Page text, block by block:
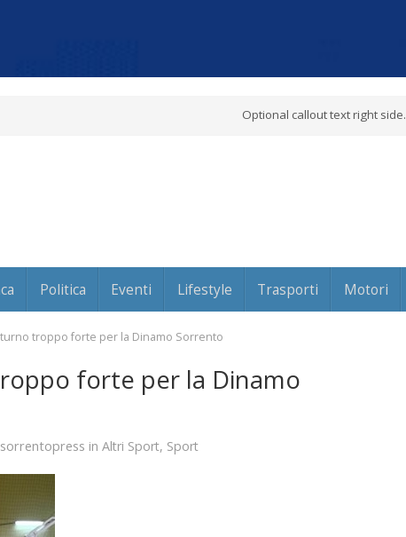
Optional callout text right side.
Politica Eventi Lifestyle Trasporti Motori
troppo forte per la Dinamo Sorrento
forte per la Dinamo
sorrentopress in Altri Sport, Sport